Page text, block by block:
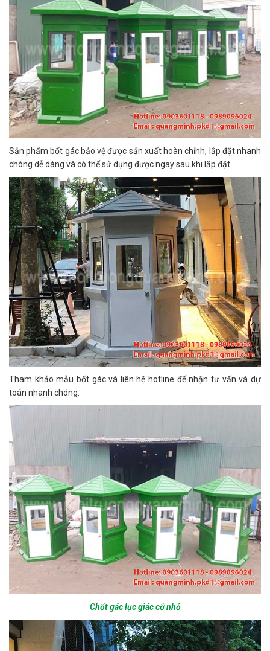
Sản phẩm bốt gác bảo vệ được sản xuất hoàn chỉnh, lắp đặt nhanh
chóng dễ dàng và có thể sử dụng được ngay sau khi lắp đặt.
Tham khảo mẫu bốt gác và liên hệ hotline để nhận tư vấn và dự
toán nhanh chóng.
Chốt gác lục giác cỡ nhỏ